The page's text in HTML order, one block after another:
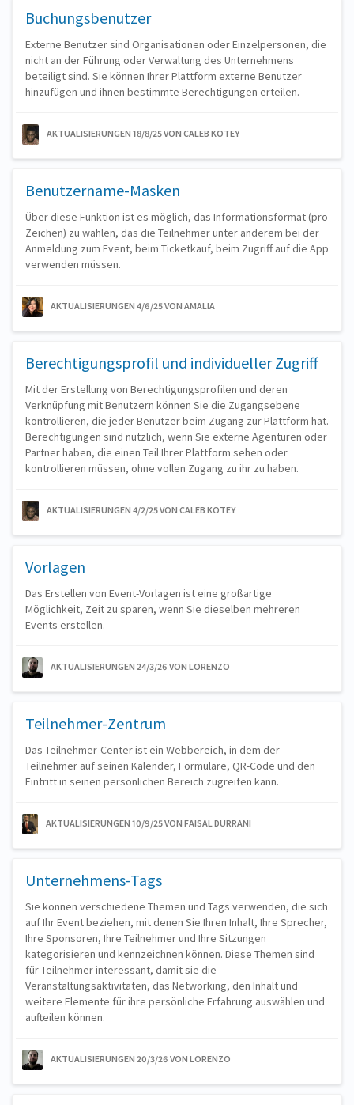
Buchungsbenutzer
Externe Benutzer sind Organisationen oder Einzelpersonen, die
nicht an der Führung oder Verwaltung des Unternehmens
beteiligt sind. Sie können Ihrer Plattform externe Benutzer
hinzufügen und ihnen bestimmte Berechtigungen erteilen.
AKTUALISIERUNGEN 18/8/25VON CALEB KOTEY
Benutzername-Masken
Über diese Funktion ist es möglich, das Informationsformat (pro
Zeichen) zu wählen, das die Teilnehmer unter anderem bei der
Anmeldung zum Event, beim Ticketkauf, beim Zugriff auf die App
verwenden müssen.
AKTUALISIERUNGEN 4/6/25VON AMALIA
Berechtigungsprofil und individueller Zugriff
Mit der Erstellung von Berechtigungsprofilen und deren
Verknüpfung mit Benutzern können Sie die Zugangsebene
kontrollieren, die jeder Benutzer beim Zugang zur Plattform hat.
Berechtigungen sind nützlich, wenn Sie externe Agenturen oder
Partner haben, die einen Teil Ihrer Plattform sehen oder
kontrollieren müssen, ohne vollen Zugang zu ihr zu haben.
AKTUALISIERUNGEN 4/2/25VON CALEB KOTEY
Vorlagen
Das Erstellen von Event-Vorlagen ist eine großartige
Möglichkeit, Zeit zu sparen, wenn Sie dieselben mehreren
Events erstellen.
AKTUALISIERUNGEN 24/3/26 VON LORENZO
Teilnehmer-Zentrum
Das Teilnehmer-Center ist ein Webbereich, in dem der
Teilnehmer auf seinen Kalender, Formulare, QR-Code und den
Eintritt in seinen persönlichen Bereich zugreifen kann.
AKTUALISIERUNGEN 10/9/25VON FAISAL DURRANI
Unternehmens-Tags
Sie können verschiedene Themen und Tags verwenden, die sich
auf Ihr Event beziehen, mit denen Sie Ihren Inhalt, Ihre Sprecher,
Ihre Sponsoren, Ihre Teilnehmer und Ihre Sitzungen
kategorisieren und kennzeichnen können. Diese Themen sind
für Teilnehmer interessant, damit sie die
Veranstaltungsaktivitäten, das Networking, den Inhalt und
weitere Elemente für ihre persönliche Erfahrung auswählen und
aufteilen können.
AKTUALISIERUNGEN 20/3/26 VON LORENZO